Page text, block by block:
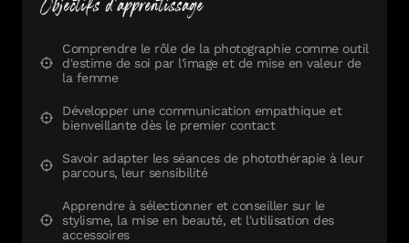
Comprendre le rôle de la photographie comme outil
d'estime de soi par l'image et de mise en valeur de
la femme
Développer une communication empathique et
bienveillante dès le premier contact
Savoir adapter les séances de photothérapie à leur
parcours, leur sensibilité
Apprendre à sélectionner et conseiller sur le
stylisme, la mise en beauté, et l'utilisation des
accessoires